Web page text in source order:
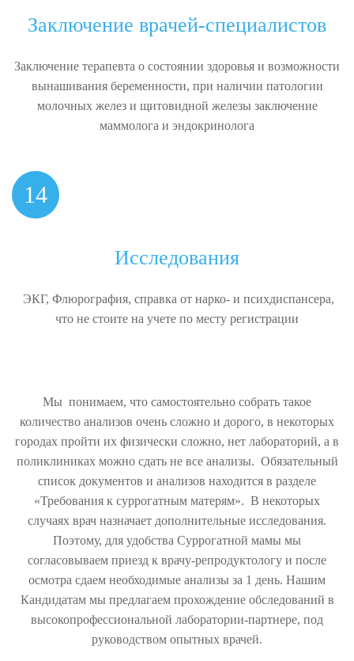
Заключение врачей-специалистов
Заключение терапевта о состоянии здоровья и возможности
вынашивания беременности, при наличии патологии
молочных желез и щитовидной железы заключение
маммолога и эндокринолога
14
Исследования
ЭКГ, Флюрография, справка от нарко- и психдиспансера,
что не стоите на учете по месту регистрации
Мы понимаем, что самостоятельно собрать такое
количество анализов очень сложно и дорого, в некоторых
городах пройти их физически сложно, нет лабораторий, а в
поликлиниках можно сдать не все анализы. Обязательный
список документов и анализов находится в разделе
«Требования к суррогатным матерям». В некоторых
случаях врач назначает дополнительные исследования.
Поэтому, для удобства Суррогатной мамы мы
согласовываем приезд к врачу-репродуктологу и после
осмотра сдаем необходимые анализы за 1 день. Нашим
Кандидатам мы предлагаем прохождение обследований в
высокопрофессиональной лаборатории-партнере, под
руководством опытных врачей.